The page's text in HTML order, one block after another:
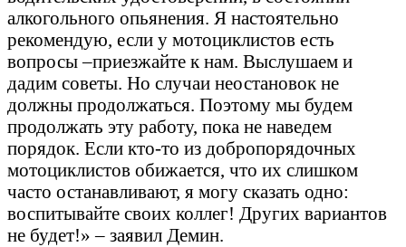
алкогольного опьянения. Я настоятельно
рекомендую, если у мотоциклистов есть
вопросы –приезжайте к нам. Выслушаем и
дадим советы. Но случаи неостановок не
должны продолжаться. Поэтому мы будем
продолжать эту работу, пока не наведем
порядок. Если кто-то из добропорядочных
мотоциклистов обижается, что их слишком
часто останавливают, я могу сказать одно:
воспитывайте своих коллег! Других вариантов
не будет!» – заявил Демин.